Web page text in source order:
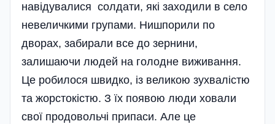
навідувалися солдати, які заходили в село
невеличкими групами. Нишпорили по
дворах, забирали все до зернини,
залишаючи людей на голодне виживання.
Це робилося швидко, із великою зухвалістю
та жорстокістю. З їх появою люди ховали
свої продовольчі припаси. Але це